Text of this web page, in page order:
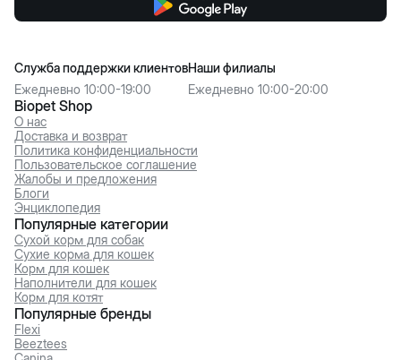
Biopet Shop
О нас
Доставка и возврат
Политика конфиденциальности
Пользовательское соглашение
Жалобы и предложения
Блоги
Энциклопедия
Служба поддержки клиентов
Ежедневно 10:00-19:00
Наши филиалы
Ежедневно 10:00-20:00
Популярные категории
Сухой корм для собак
Сухие корма для кошек
Корм для кошек
Наполнители для кошек
Корм для котят
Популярные бренды
Flexi
Beeztees